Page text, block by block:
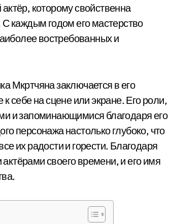
которому свойственна
С каждым годом его мастерство
востребованных и
Мкртчяна заключается в его
себе на сцене или экране. Его роли,
и запоминающимися благодаря его
персонажа настолько глубоко, что
их радости и горести. Благодаря
своего времени, и его имя